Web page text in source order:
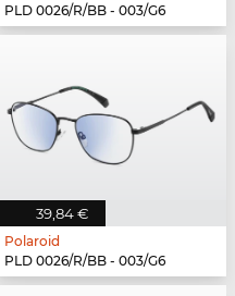
PLD 0026/R/BB - 003/G6
39,84 €
Polaroid
PLD 0026/R/BB - 003/G6